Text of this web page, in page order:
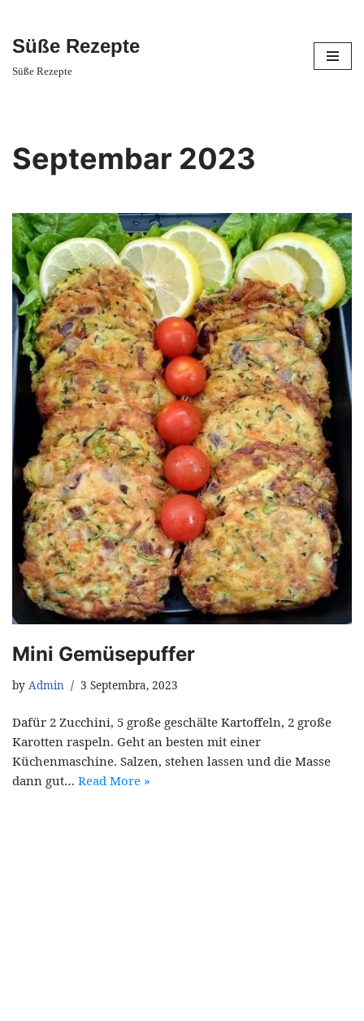
Süße Rezepte
Süße Rezepte
Septembar 2023
Mini Gemüsepuffer
by Admin 3 Septembra, 2023
Dafür 2 Zucchini, 5 große geschälte Kartoffeln, 2 große
Karotten raspeln. Geht an besten mit einer
Küchenmaschine. Salzen, stehen lassen und die Masse
dann gut… Read More »